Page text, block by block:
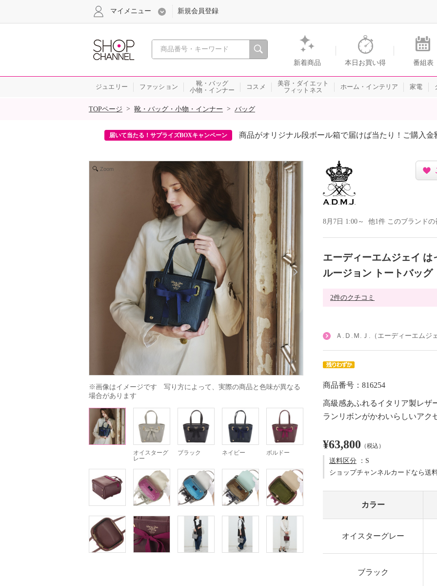
心おどる、瞬間を。通販・テレビショッピングのショップチャンネル
新着商品 本日お買い得 番組表
マイメニュー 新規会員登録
ジュエリー ファッション
靴・バッグ
小物・インナー
コスメ
美容・ダイエット
フィットネス
ホーム・インテリア 家電
SALE
TOPページ > 靴・バッグ・小物・インナー > バッグ
届いて当たる！サプライズBOXキャンペーン 商品がオリジナル段ボール箱で届けば当たり！ご購入
Zoom
※画像はイメージです　写り方によって、実際の商品と色味が異なる
場合があります
オイスターグ
レー
ブラック ネイビー ボルドー
8月7日 1:00～ 他1件 このブランド
エーディーエムジェイ
ルージョン トートバッグ
2件のクチコミ
Ａ.Ｄ.Ｍ.Ｊ.（エーディーエムジ
商品番号：816254
高級感あふれるイタリア製レザ
ランリボンがかわいらしいアク
¥63,800 （税込）
送料区分 ：S
ショップチャンネルカードなら送
カラー
オイスターグレー
ブラック